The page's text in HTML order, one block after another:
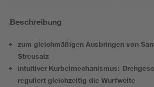
Beschreibung
zum gleichmäßigen Ausbringen von
Streusalz
intuitiver Kurbelmechanismus:
reguliert gleichzeitig die Wurfweite